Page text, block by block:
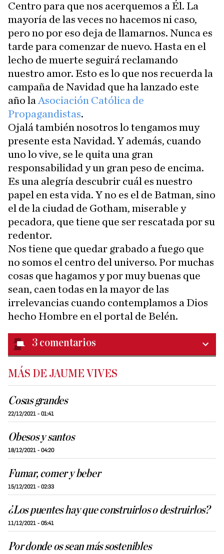
Centro para que nos acerquemos a Él. La
mayoría de las veces no hacemos ni caso,
pero no por eso deja de llamarnos. Nunca es
tarde para comenzar de nuevo. Hasta en el
lecho de muerte seguirá reclamando
nuestro amor. Esto es lo que nos recuerda la
campaña de Navidad que ha lanzado este
año la Asociación Católica de
Propagandistas.
Ojalá también nosotros lo tengamos muy
presente esta Navidad. Y además, cuando
uno lo vive, se le quita una gran
responsabilidad y un gran peso de encima.
Es una alegría descubrir cuál es nuestro
papel en esta vida. Y no es el de Batman, sino
el de la ciudad de Gotham, miserable y
pecadora, que tiene que ser rescatada por su
redentor.
Nos tiene que quedar grabado a fuego que
no somos el centro del universo. Por muchas
cosas que hagamos y por muy buenas que
sean, caen todas en la mayor de las
irrelevancias cuando contemplamos a Dios
hecho Hombre en el portal de Belén.
3 comentarios
MÁS DE JAUME VIVES
Cosas grandes
22/12/2021 - 01:41
Obesos y santos
18/12/2021 - 04:20
Fumar, comer y beber
15/12/2021 - 02:33
¿Los puentes hay que construirlos o destruirlos?
11/12/2021 - 05:41
Por donde os sean más sostenibles